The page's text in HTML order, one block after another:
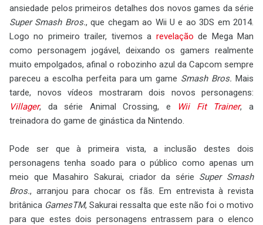
ansiedade pelos primeiros detalhes dos novos games da série
Super Smash Bros., que chegam ao Wii U e ao 3DS em 2014.
Logo no primeiro trailer, tivemos a revelação de Mega Man
como personagem jogável, deixando os gamers realmente
muito empolgados, afinal o robozinho azul da Capcom sempre
pareceu a escolha perfeita para um game Smash Bros. Mais
tarde, novos vídeos mostraram dois novos personagens:
Villager, da série Animal Crossing, e Wii Fit Trainer, a
treinadora do game de ginástica da Nintendo.
Pode ser que à primeira vista, a inclusão destes dois
personagens tenha soado para o público como apenas um
meio que Masahiro Sakurai, criador da série Super Smash
Bros., arranjou para chocar os fãs. Em entrevista à revista
britânica GamesTM, Sakurai ressalta que este não foi o motivo
para que estes dois personagens entrassem para o elenco